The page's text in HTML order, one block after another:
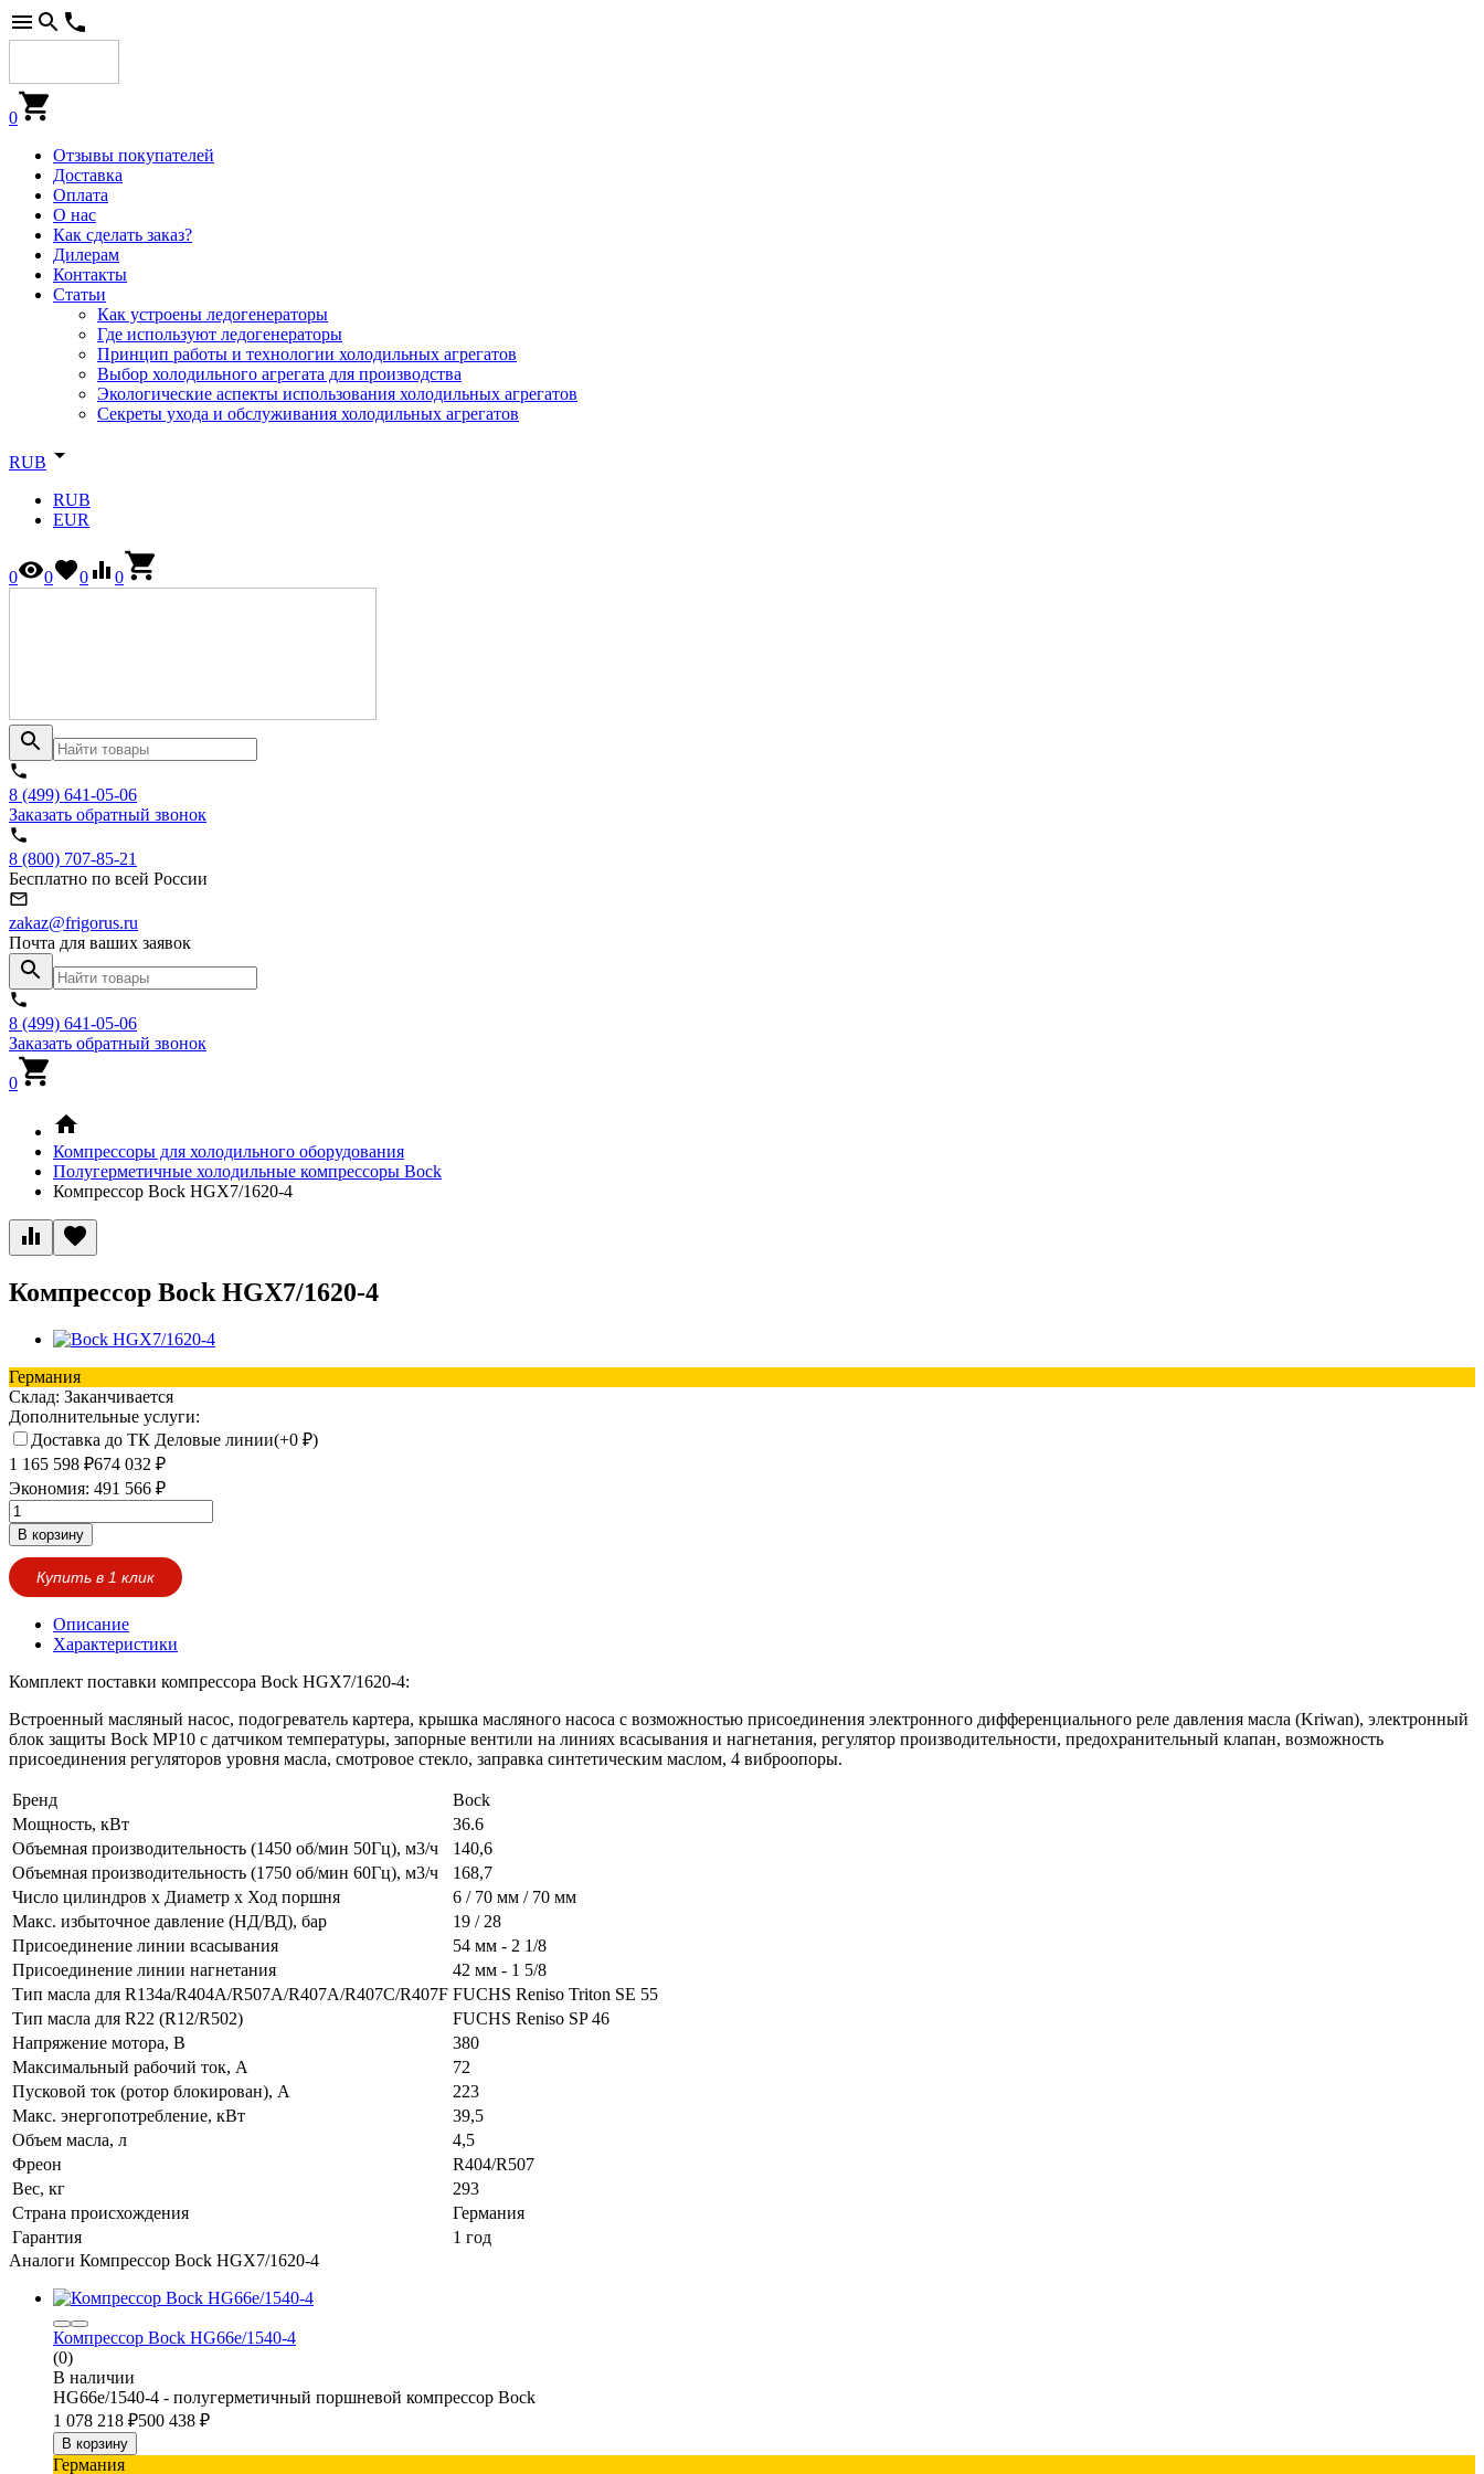
0
Отзывы покупателей
Доставка
Оплата
О нас
Как сделать заказ?
Дилерам
Контакты
Статьи
Как устроены ледогенераторы
Где используют ледогенераторы
Принцип работы и технологии холодильных агрегатов
Выбор холодильного агрегата для производства
Экологические аспекты использования холодильных агрегатов
Секреты ухода и обслуживания холодильных агрегатов
RUB
RUB
EUR
0 0 0 0
8 (499) 641-05-06
Заказать обратный звонок
8 (800) 707-85-21
Бесплатно по всей России
zakaz@frigorus.ru
Почта для ваших заявок
8 (499) 641-05-06
Заказать обратный звонок
0
Компрессоры для холодильного оборудования
Полугерметичные холодильные компрессоры Bock
Компрессор Bock HGX7/1620-4
Компрессор Bock HGX7/1620-4
Германия
Склад: Заканчивается
Дополнительные услуги:
Доставка до ТК Деловые линии(+0 ₽)
1 165 598 ₽674 032 ₽
Экономия: 491 566 ₽
В корзину
Купить в 1 клик
Описание
Характеристики
Комплект поставки компрессора Bock HGX7/1620-4:
Встроенный масляный насос, подогреватель картера, крышка масляного насоса с возможностью присоединения электронного дифференциального реле давления масла (Kriwan), электронный
блок защиты Bock MP10 с датчиком температуры, запорные вентили на линиях всасывания и нагнетания, регулятор производительности, предохранительный клапан, возможность
присоединения регуляторов уровня масла, смотровое стекло, заправка синтетическим маслом, 4 виброопоры.
Бренд
Bock
Мощность, кВт
36.6
Объемная производительность (1450 об/мин 50Гц), м3/ч
140,6
Объемная производительность (1750 об/мин 60Гц), м3/ч
168,7
Число цилиндров х Диаметр х Ход поршня
6 / 70 мм / 70 мм
Макс. избыточное давление (НД/ВД), бар
19 / 28
Присоединение линии всасывания
54 мм - 2 1/8
Присоединение линии нагнетания
42 мм - 1 5/8
Тип масла для R134a/R404A/R507A/R407A/R407C/R407F FUCHS Reniso Triton SE 55
Тип масла для R22 (R12/R502)
FUCHS Reniso SP 46
Напряжение мотора, В
380
Максимальный рабочий ток, А
72
Пусковой ток (ротор блокирован), А
223
Макс. энергопотребление, кВт
39,5
Объем масла, л
4,5
Фреон
R404/R507
Вес, кг
293
Страна происхождения
Германия
Гарантия
1 год
Аналоги Компрессор Bock HGX7/1620-4
Компрессор Bock HG66e/1540-4
(0)
В наличии
HG66e/1540-4 - полугерметичный поршневой компрессор Bock
1 078 218 ₽500 438 ₽
В корзину
Германия